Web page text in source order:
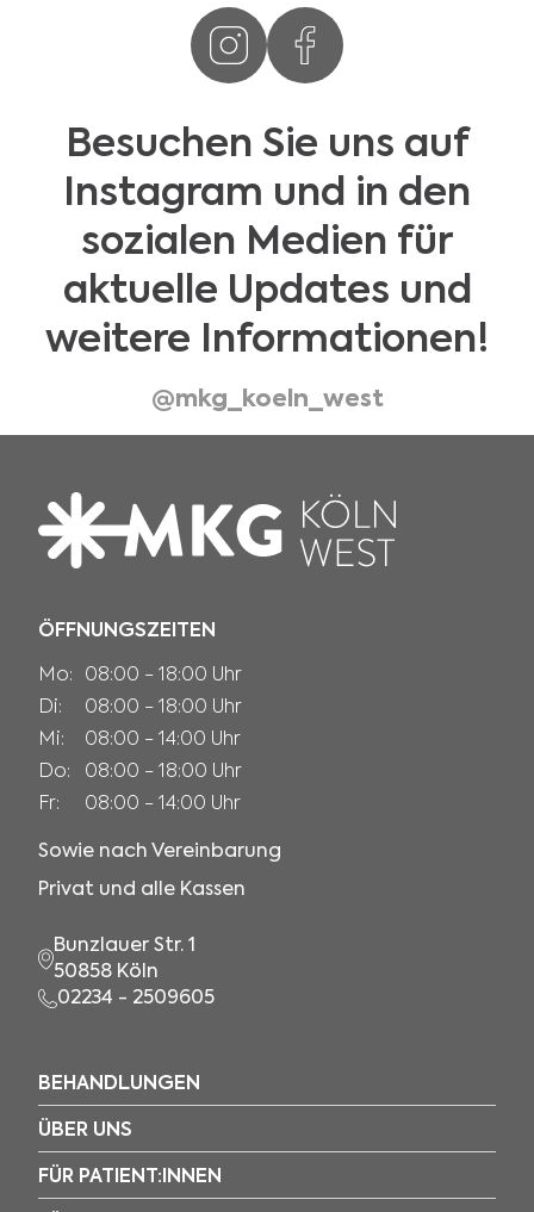
Besuchen Sie uns auf
Instagram und in den
sozialen Medien für
aktuelle Updates und
weitere Informationen!
@mkg_koeln_west
ÖFFNUNGSZEITEN
Mo:
Di:
Mi:
Do:
Fr:
08:00 - 18:00 Uhr
08:00 - 18:00 Uhr
08:00 - 14:00 Uhr
08:00 - 18:00 Uhr
08:00 - 14:00 Uhr
Sowie nach Vereinbarung
Privat und alle Kassen
Bunzlauer Str. 1
50858 Köln
02234 - 2509605
BEHANDLUNGEN
BEHANDLUNGEN
ÜBER UNS
ÜBER UNS
FÜR PATIENT:INNEN
FÜR PATIENTEN